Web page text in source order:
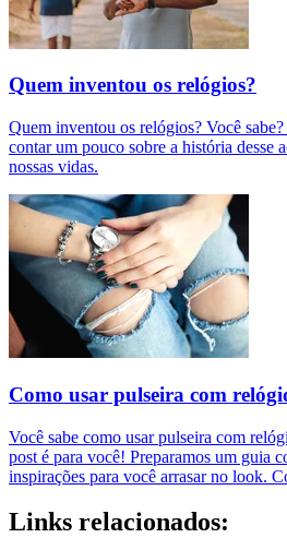
Quem inventou os relógios?
Quem inventou os relógios? Você sabe?
contar um pouco sobre a história desse
nossas vidas.
Como usar pulseira com
Você sabe como usar pulseira com
post é para você! Preparamos um guia
inspirações para você arrasar no look.
Links relacionados: